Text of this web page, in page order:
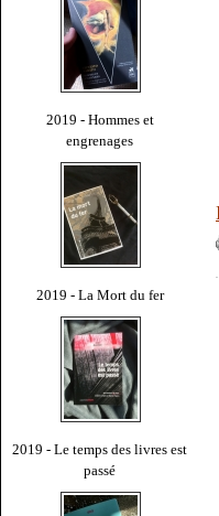
2019 - Hommes et
engrenages
2019 - La Mort du fer
2019 - Le temps des livres est
passé